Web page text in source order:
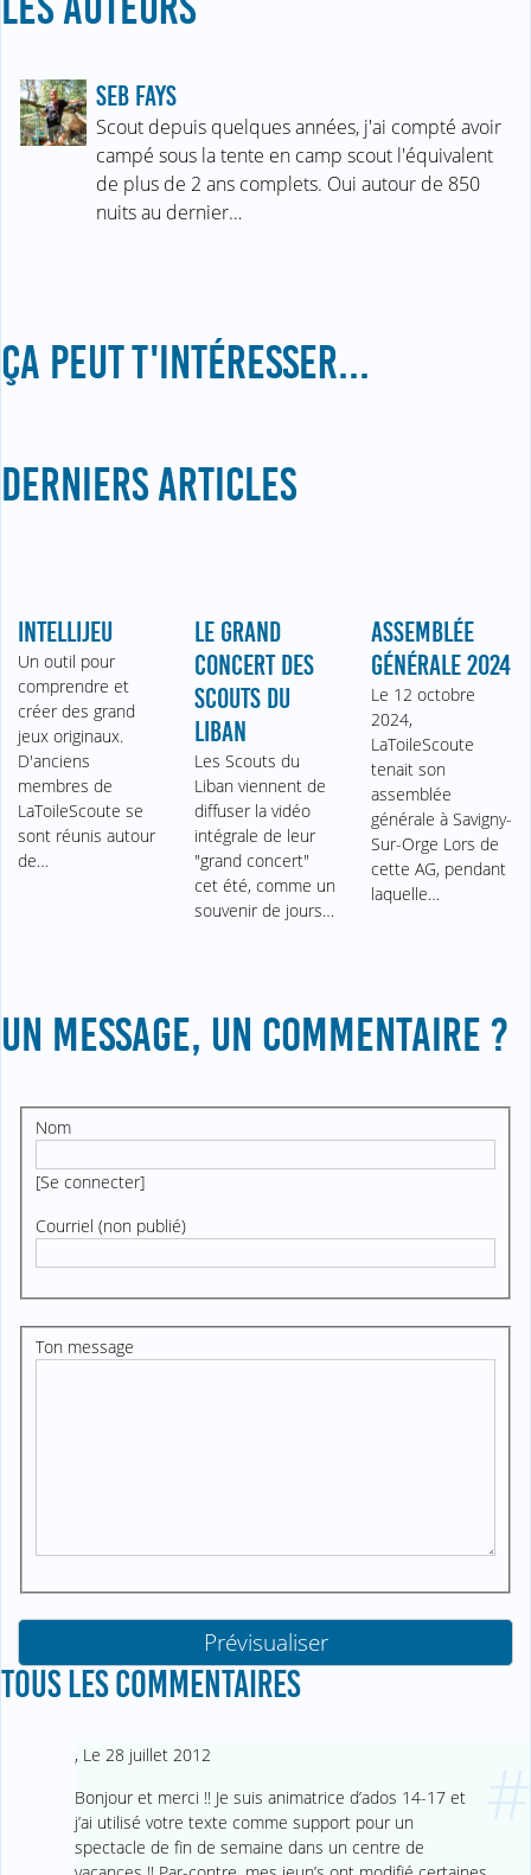
SEB FAYS
Scout depuis quelques années, j'ai compté avoir
campé sous la tente en camp scout l'équivalent
de plus de 2 ans complets. Oui autour de 850
nuits au dernier…
ÇA PEUT T'INTÉRESSER...
DERNIERS ARTICLES
INTELLIJEU
Un outil pour
comprendre et
créer des grand
jeux originaux.
D'anciens
membres de
LaToileScoute se
sont réunis autour
de…
LE GRAND
CONCERT DES
SCOUTS DU
LIBAN
Les Scouts du
Liban viennent de
diffuser la vidéo
intégrale de leur
"grand concert"
cet été, comme un
souvenir de jours…
ASSEMBLÉE
GÉNÉRALE 2024
Le 12 octobre
2024,
LaToileScoute
tenait son
assemblée
générale à Savigny-
Sur-Orge Lors de
cette AG, pendant
laquelle…
UN MESSAGE, UN COMMENTAIRE ?
Nom
[Se connecter]
Courriel (non publié)
Ton message
TOUS LES COMMENTAIRES
, Le 28 juillet 2012
Bonjour et merci !! Je suis animatrice d’ados 14-17 et
j’ai utilisé votre texte comme support pour un
spectacle de fin de semaine dans un centre de